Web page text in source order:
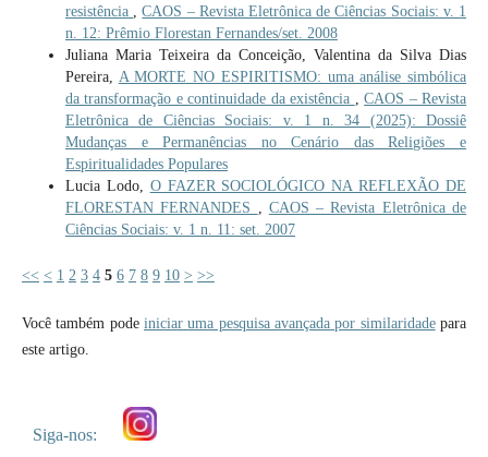
resistência ,CAOS – Revista Eletrônica de Ciências Sociais: v. 1
n. 12: Prêmio Florestan Fernandes/set. 2008
Juliana Maria Teixeira da Conceição, Valentina da Silva Dias
Pereira, A MORTE NO ESPIRITISMO: uma análise simbólica
da transformação e continuidade da existência ,CAOS – Revista
Eletrônica de Ciências Sociais: v. 1 n. 34 (2025): Dossiê
Mudanças e Permanências no Cenário das Religiões e
Espiritualidades Populares
Lucia Lodo, O FAZER SOCIOLÓGICO NA REFLEXÃO DE
FLORESTAN FERNANDES , CAOS – Revista Eletrônica de
Ciências Sociais: v. 1 n. 11: set. 2007
<< < 1 2 3 4 5 6 7 8 9 10 > >>
Você também pode iniciar uma pesquisa avançada por similaridadepara
este artigo.
Siga-nos: